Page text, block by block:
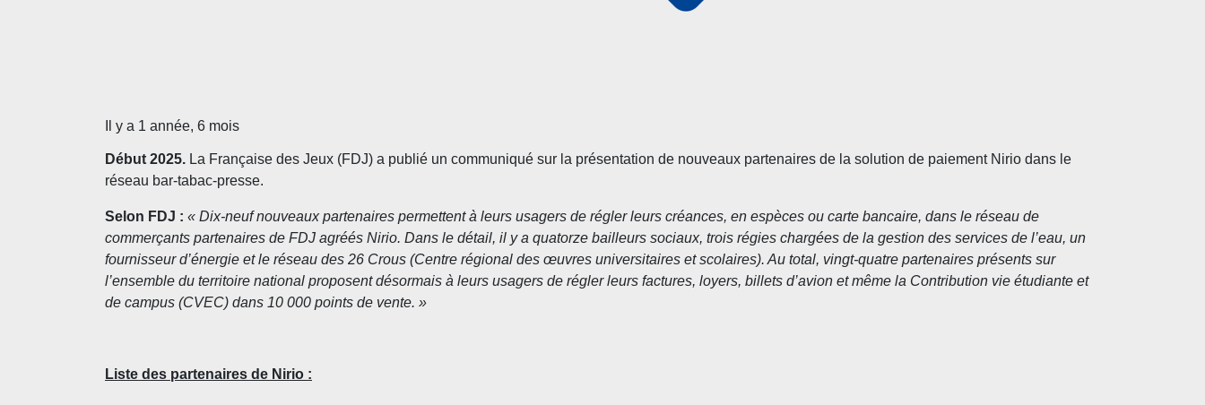
Il y a 1 année, 6 mois
Début 2025. La Française des Jeux (FDJ) a publié un communiqué sur la présentation de nouveaux partenaires de la solution de paiement Nirio dans le
réseau bar-tabac-presse.
Selon FDJ : « Dix-neuf nouveaux partenaires permettent à leurs usagers de régler leurs créances, en espèces ou carte bancaire, dans le réseau de
commerçants partenaires de FDJ agréés Nirio. Dans le détail, il y a quatorze bailleurs sociaux, trois régies chargées de la gestion des services de l’eau, un
fournisseur d’énergie et le réseau des 26 Crous (Centre régional des œuvres universitaires et scolaires). Au total, vingt-quatre partenaires présents sur
l’ensemble du territoire national proposent désormais à leurs usagers de régler leurs factures, loyers, billets d’avion et même la Contribution vie étudiante et
de campus (CVEC) dans 10 000 points de vente. »
Liste des partenaires de Nirio :